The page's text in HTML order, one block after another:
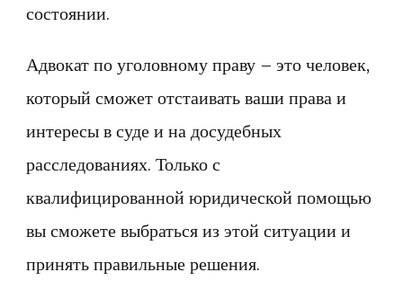
состоянии.
Адвокат по уголовному праву – это человек,
который сможет отстаивать ваши права и
интересы в суде и на досудебных
расследованиях. Только с
квалифицированной юридической помощью
вы сможете выбраться из этой ситуации и
принять правильные решения.